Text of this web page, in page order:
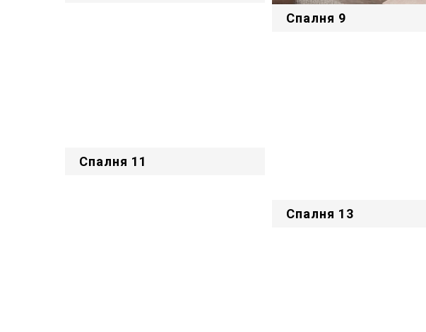
Спалня 11
Спалня 9
Спалня 13